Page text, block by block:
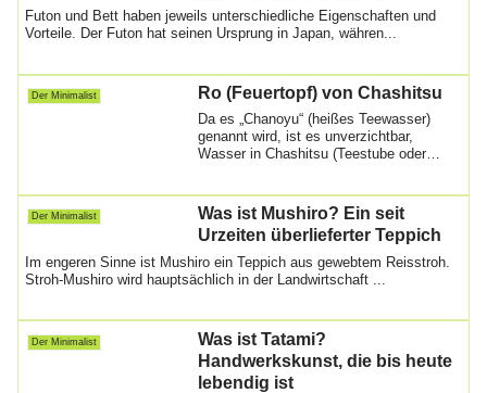
japanischer und westlicher
Bettwaren
Futon und Bett haben jeweils unterschiedliche Eigenschaften und
Vorteile. Der Futon hat seinen Ursprung in Japan, währen...
Der Minimalist Ro (Feuertopf) von Chashitsu
Da es „Chanoyu“ (heißes Teewasser)
genannt wird, ist es unverzichtbar,
Wasser in Chashitsu (Teestube oder
Der Minimalist
Was ist Mushiro? Ein seit
Urzeiten überlieferter Teppich
Im engeren Sinne ist Mushiro ein Teppich aus gewebtem Reisstroh.
Stroh-Mushiro wird hauptsächlich in der Landwirtschaft ...
Der Minimalist
Was ist Tatami?
Handwerkskunst, die bis heute
lebendig ist